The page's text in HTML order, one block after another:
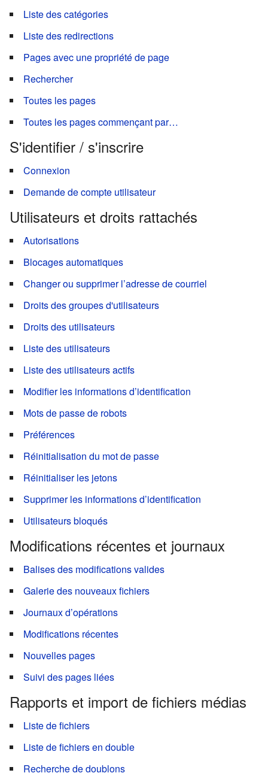
Liste des catégories
Liste des redirections
Pages avec une propriété de page
Rechercher
Toutes les pages
Toutes les pages commençant par…
S'identifier / s'inscrire
Connexion
Demande de compte utilisateur
Utilisateurs et droits rattachés
Autorisations
Blocages automatiques
Changer ou supprimer l’adresse de courriel
Droits des groupes d'utilisateurs
Droits des utilisateurs
Liste des utilisateurs
Liste des utilisateurs actifs
Modifier les informations d’identification
Mots de passe de robots
Préférences
Réinitialisation du mot de passe
Réinitialiser les jetons
Supprimer les informations d’identification
Utilisateurs bloqués
Modifications récentes et journaux
Balises des modifications valides
Galerie des nouveaux fichiers
Journaux d’opérations
Modifications récentes
Nouvelles pages
Suivi des pages liées
Rapports et import de fichiers médias
Liste de fichiers
Liste de fichiers en double
Recherche de doublons